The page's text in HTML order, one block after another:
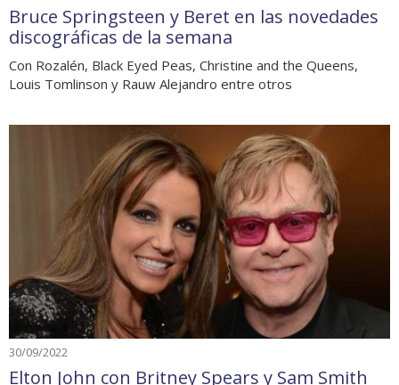
Bruce Springsteen y Beret en las novedades
discográficas de la semana
Con Rozalén, Black Eyed Peas, Christine and the Queens,
Louis Tomlinson y Rauw Alejandro entre otros
30/09/2022
Elton John con Britney Spears y Sam Smith